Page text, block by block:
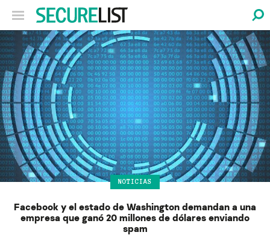
NOTICIAS
Facebook y el estado de Washington demandan a una
empresa que ganó 20 millones de dólares enviando
spam